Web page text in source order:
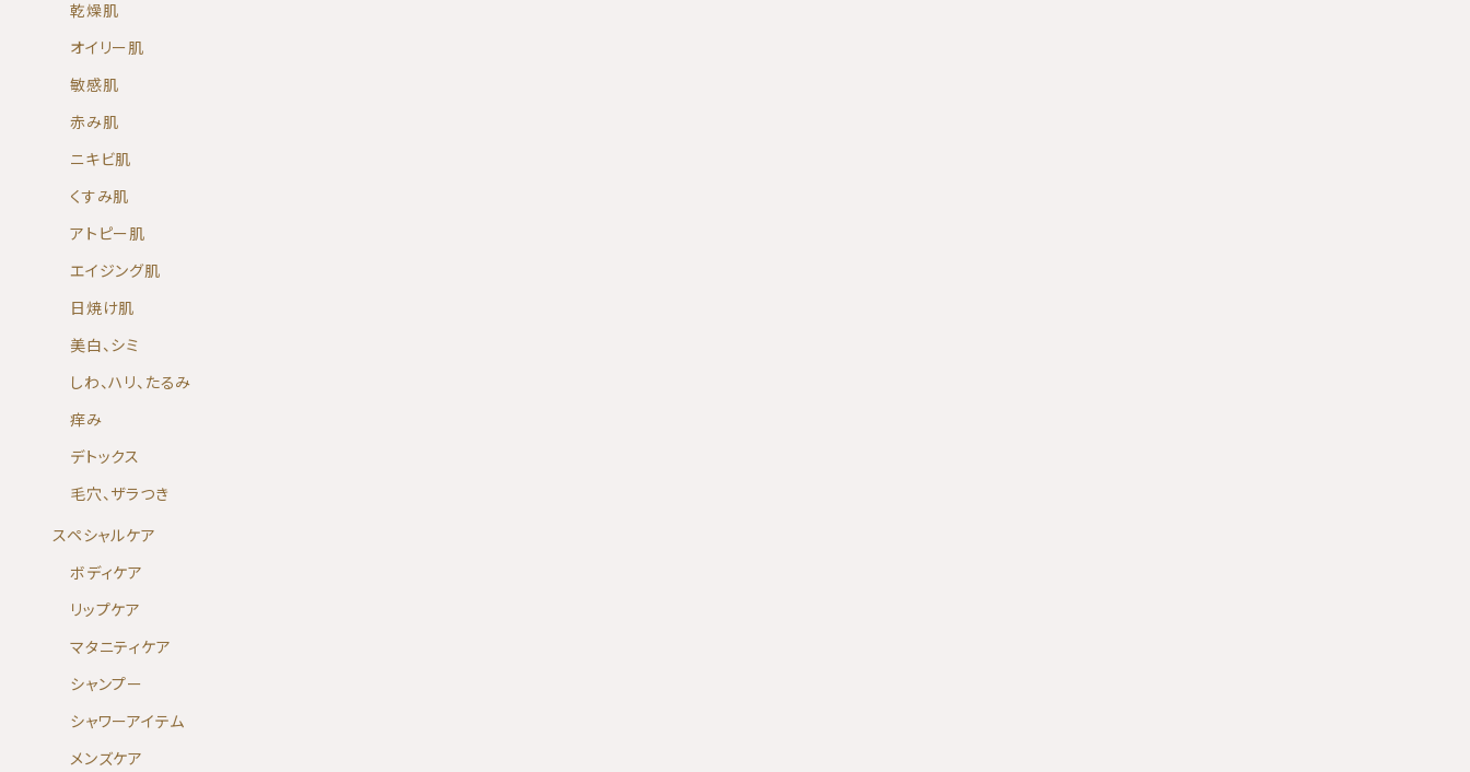
乾燥肌
オイリー肌
敏感肌
赤み肌
ニキビ肌
くすみ肌
アトピー肌
エイジング肌
日焼け肌
美白、シミ
しわ、ハリ、たるみ
痒み
デトックス
毛穴、ザラつき
スペシャルケア
ボディケア
リップケア
マタニティケア
シャンプー
シャワーアイテム
メンズケア